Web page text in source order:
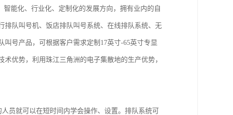
能化、行业化、定制化的发展方向，拥有业内的自
队叫号机、饭店排队叫号系统、在线排队系统、无
号产品，可根据客户需求定制17英寸-65英寸专显
优势，利用珠江三角洲的电子集散地的生产优势，
员就可以在短时间内学会操作、设置。排队系统可